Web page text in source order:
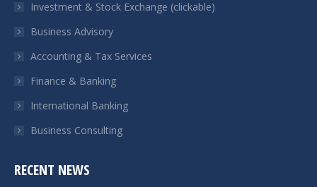
new
window
new
window
new
window
new
window
Investment & Stock Exchange (clickable)
Business Advisory
Accounting & Tax Services
Finance & Banking
International Banking
Business Consulting
RECENT NEWS